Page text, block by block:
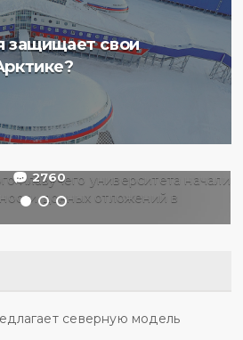
защищает свои
донных
Баренцевом
2760